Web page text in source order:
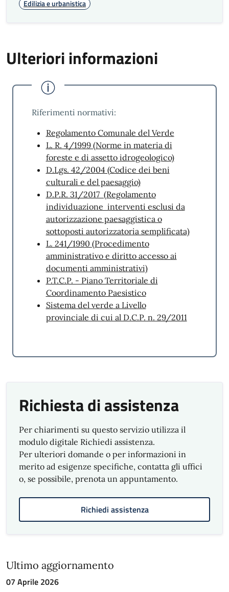
3. Eliminazione dei contenuti datati e
l’esperienza utente e l’accessibilità.
Suggerimenti e reclami
SegnalaCi
Edilizia e urbanistica
Ulteriori informazioni
Riferimenti normativi:
Regolamento Comunale del Verde
L. R. 4/1999 (Norme in materia di
foreste e di assetto idrogeologico)
D.Lgs. 42/2004 (Codice dei beni
culturali e del paesaggio)
D.P.R. 31/2017 (Regolamento
individuazione interventi esclusi da
autorizzazione paesaggistica o
sottoposti autorizzatoria semplificata)
L. 241/1990 (Procedimento
amministrativo e diritto accesso ai
documenti amministrativi)
P.T.C.P. - Piano Territoriale di
Coordinamento Paesistico
Sistema del verde a Livello
provinciale di cui al D.C.P. n. 29/2011
Richiesta di assistenza
Per chiarimenti su questo servizio utilizza il
modulo digitale Richiedi assistenza.
Per ulteriori domande o per informazioni in
merito ad esigenze specifiche, contatta gli uffici
o, se possibile, prenota un appuntamento.
Richiedi assistenza
Ultimo aggiornamento
07 Aprile 2026